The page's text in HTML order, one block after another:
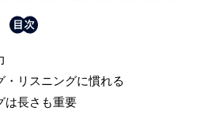
・リスニングに慣れる
は長さも重要